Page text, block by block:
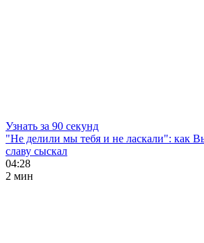
Узнать за 90 секунд
"Не делили мы тебя и не ласкали": как
славу сыскал
04:28
2 мин